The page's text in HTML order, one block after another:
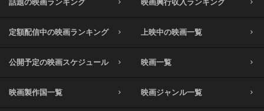
話題の映画ランキング 映画興行収入ランキング
定額配信中の映画ランキング 上映中の映画一覧
公開予定の映画スケジュール 映画一覧
映画製作国一覧 映画ジャンル一覧